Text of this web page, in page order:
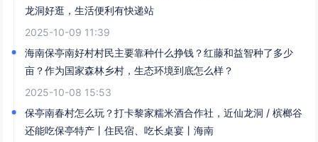
龙洞好逛，生活便利有快递站
2025-10-09 11:39
海南保亭南好村村民主要靠种什么挣钱？红藤和益智种了多少
亩？作为国家森林乡村，生态环境到底怎么样？
2025-10-08 15:53
保亭南春村怎么玩？打卡黎家糯米酒合作社，近仙龙洞 / 槟榔谷
还能吃保亭特产丨住民宿、吃长桌宴丨海南